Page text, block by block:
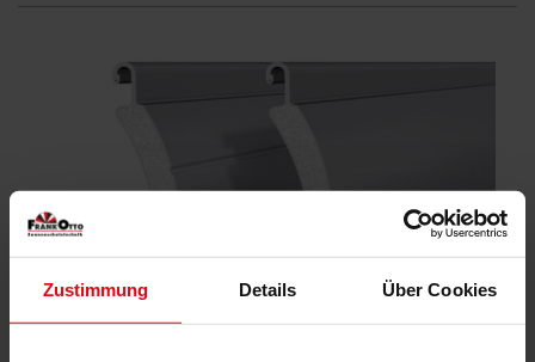
Zustimmung Details Über Cookies